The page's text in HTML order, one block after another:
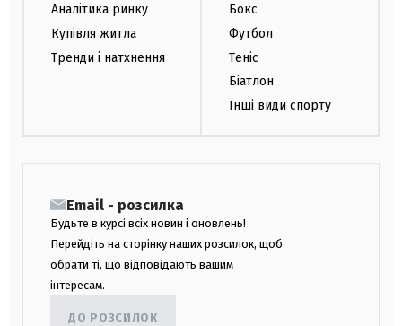
Аналітика ринку
Купівля житла
Тренди і натхнення
Бокс
Футбол
Теніс
Біатлон
Інші види спорту
Email - розсилка
Будьте в курсі всіх новин і оновлень!
Перейдіть на сторінку наших розсилок, щоб
обрати ті, що відповідають вашим
інтересам.
ДО РОЗСИЛОК